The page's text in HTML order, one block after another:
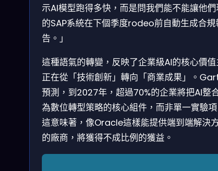
示AI模型跑得多快，而是問我們能不能讓他
的SAP系統在下個季度rodeo前自動生成合規
告。」
這種語氣的轉變，反映了企業級AI的核心價
正在從「技術創新」轉向「商業成果」。
預測，到2027年，超過70%的企業將把AI整
為數位轉型策略的核心組件，而非單一實驗
這意味著，像Oracle這樣能提供端到端解決
的廠商，將獲得不成比例的獲益。